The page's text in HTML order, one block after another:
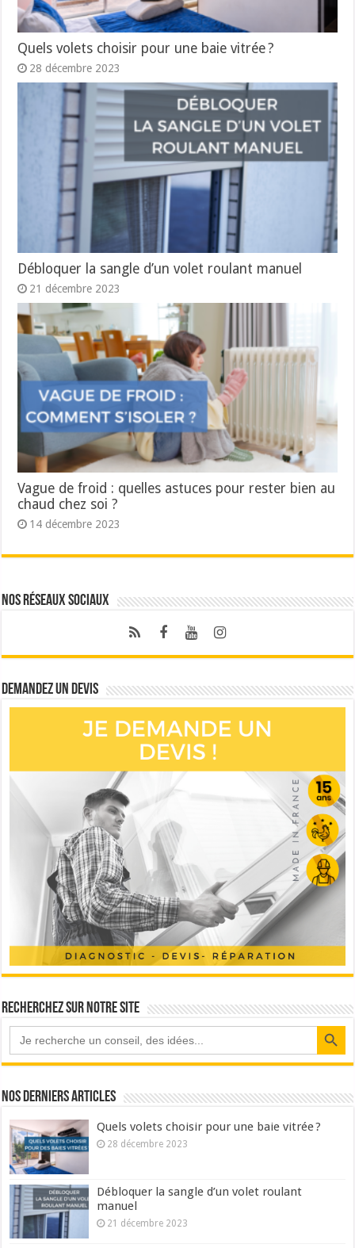
Quels volets choisir pour une baie vitrée ?
28 décembre 2023
Débloquer la sangle d’un volet roulant manuel
21 décembre 2023
Vague de froid : quelles astuces pour rester bien au
chaud chez soi ?
14 décembre 2023
Nos réseaux sociaux
Demandez un devis
Recherchez sur notre site
Search Button
Nos derniers articles
Quels volets choisir pour une baie vitrée ?
28 décembre 2023
Débloquer la sangle d’un volet roulant
manuel
21 décembre 2023